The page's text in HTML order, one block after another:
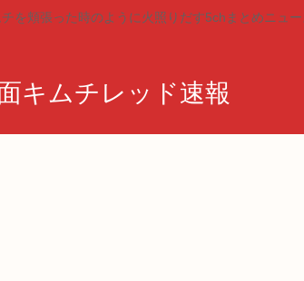
を頬張った時のように火照りだす5chまとめニュ
キムチレッド速報